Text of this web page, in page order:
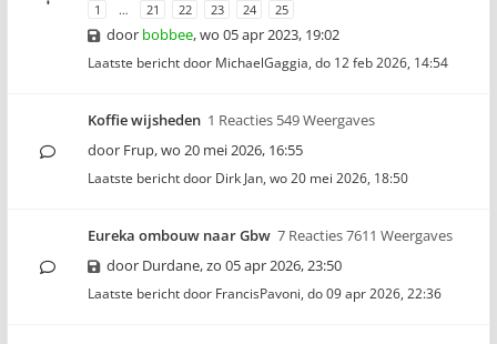
1 … 21 22 23 24 25
door bobbee,wo 05 apr 2023, 19:02
Laatste bericht door MichaelGaggia, do 12 feb 2026, 14:54
Koffie wijsheden 1 Reacties 549 Weergaves
door Frup,wo 20 mei 2026, 16:55
Laatste bericht door Dirk Jan, wo 20 mei 2026, 18:50
Eureka ombouw naar Gbw 7 Reacties 7611 Weergaves
door Durdane,zo 05 apr 2026, 23:50
Laatste bericht door FrancisPavoni, do 09 apr 2026, 22:36